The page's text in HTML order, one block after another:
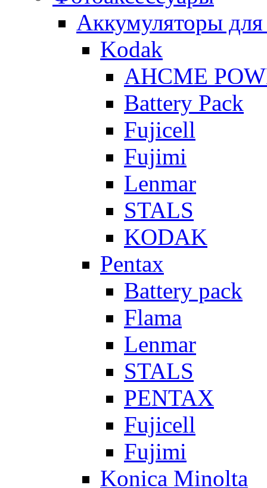
Аккумуляторы для
Kodak
AHCME
Battery Pack
Fujicell
Fujimi
Lenmar
STALS
KODAK
Pentax
Battery pack
Flama
Lenmar
STALS
PENTAX
Fujicell
Fujimi
Konica Minolta